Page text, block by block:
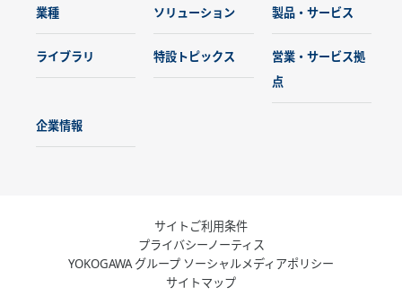
業種 ソリューション 製品・サービス
ライブラリ 特設トピックス
営業・サービス拠
点
企業情報
サイトご利用条件
プライバシーノーティス
YOKOGAWA グループ ソーシャルメディアポリシー
サイトマップ